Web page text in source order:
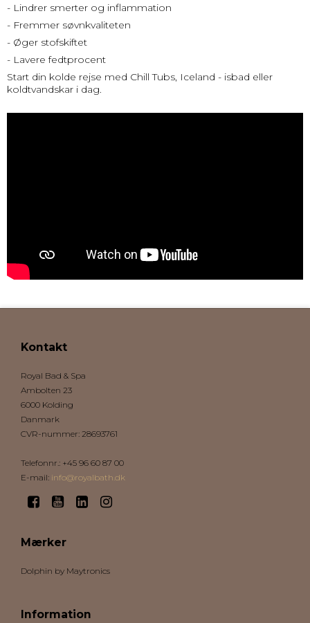
- Lindrer smerter og inflammation
- Fremmer søvnkvaliteten
- Øger stofskiftet
- Lavere fedtprocent
Start din kolde rejse med Chill Tubs, Iceland - isbad eller
koldtvandskar i dag.
Kontakt
Royal Bad & Spa
Ambolten 23
6000 Kolding
Danmark
CVR-nummer: 28693761
Telefonnr. : +45 96 60 87 00
E-mail: info@royalbath.dk
Mærker
Dolphin by Maytronics
Information